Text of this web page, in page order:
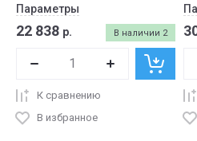
Параметры
В наличии 2
22 838 р.
К сравнению
В избранное